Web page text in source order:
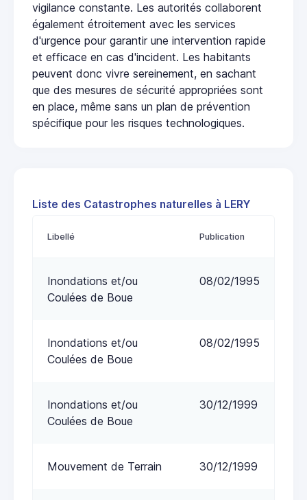
vigilance constante. Les autorités collaborent
également étroitement avec les services
d'urgence pour garantir une intervention rapide
et efficace en cas d'incident. Les habitants
peuvent donc vivre sereinement, en sachant
que des mesures de sécurité appropriées sont
en place, même sans un plan de prévention
spécifique pour les risques technologiques.
Liste des Catastrophes naturelles à LERY
Libellé Publication
Inondations et/ou
Coulées de Boue
08/02/1995
Inondations et/ou
Coulées de Boue
08/02/1995
Inondations et/ou
Coulées de Boue
30/12/1999
Mouvement de Terrain 30/12/1999